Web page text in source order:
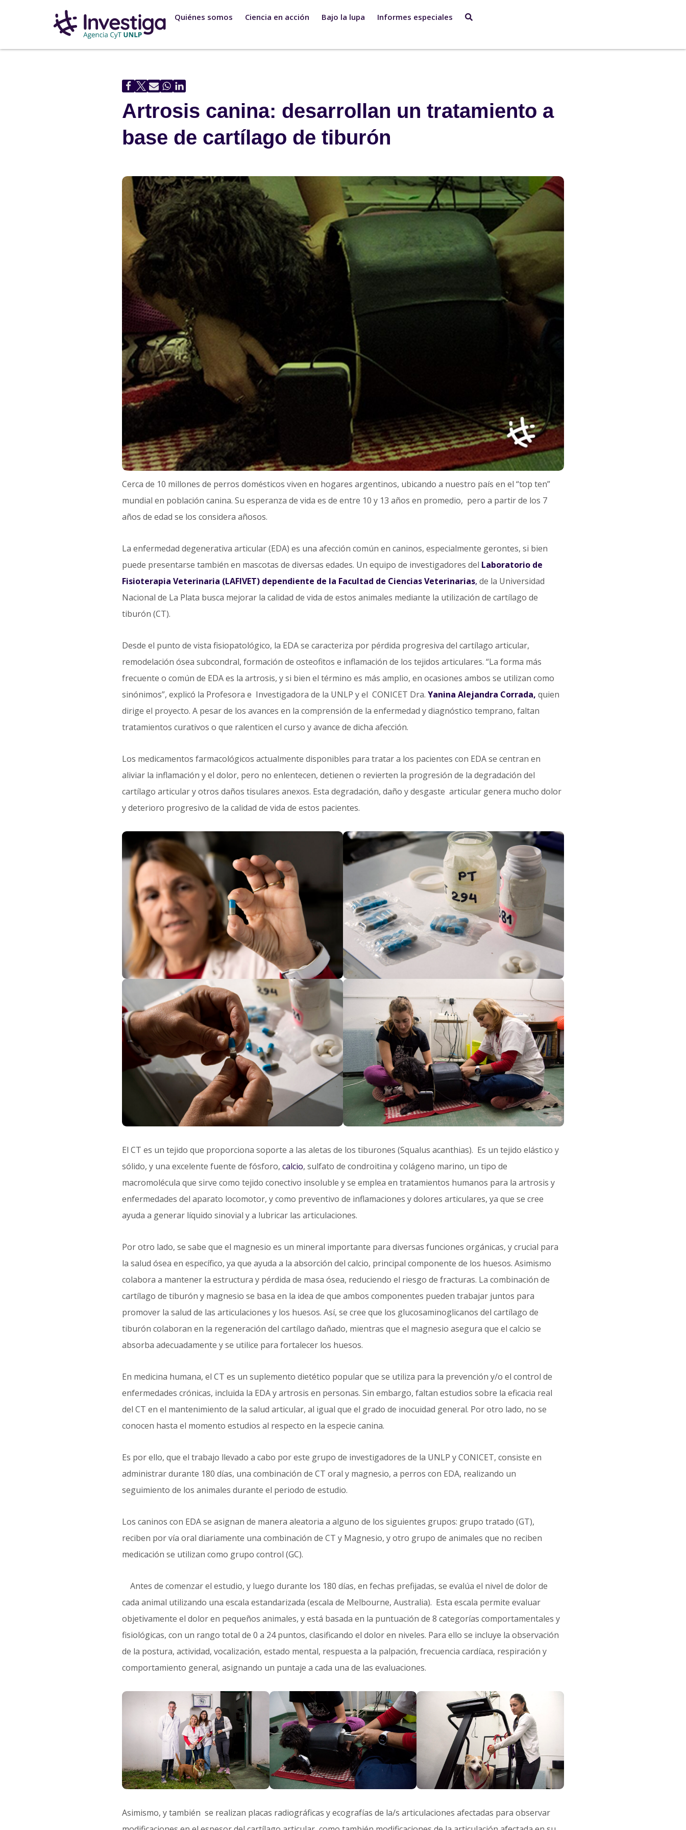
Quiénes somos Ciencia en acción Bajo la lupa Informes especiales
Artrosis canina: desarrollan un tratamiento a
base de cartílago de tiburón
Cerca de 10 millones de perros domésticos viven en hogares argentinos, ubicando a nuestro país en el “top ten”
mundial en población canina. Su esperanza de vida es de entre 10 y 13 años en promedio, pero a partir de los 7
años de edad se los considera añosos.
La enfermedad degenerativa articular (EDA) es una afección común en caninos, especialmente gerontes, si bien
puede presentarse también en mascotas de diversas edades. Un equipo de investigadores del Laboratorio de
Fisioterapia Veterinaria (LAFIVET) dependiente de la Facultad de Ciencias Veterinarias, de la Universidad
Nacional de La Plata busca mejorar la calidad de vida de estos animales mediante la utilización de cartílago de
tiburón (CT).
Desde el punto de vista fisiopatológico, la EDA se caracteriza por pérdida progresiva del cartílago articular,
remodelación ósea subcondral, formación de osteofitos e inflamación de los tejidos articulares. “La forma más
frecuente o común de EDA es la artrosis, y si bien el término es más amplio, en ocasiones ambos se utilizan como
sinónimos”, explicó la Profesora e Investigadora de la UNLP y el CONICET Dra. Yanina Alejandra Corrada, quien
dirige el proyecto. A pesar de los avances en la comprensión de la enfermedad y diagnóstico temprano, faltan
tratamientos curativos o que ralenticen el curso y avance de dicha afección.
Los medicamentos farmacológicos actualmente disponibles para tratar a los pacientes con EDA se centran en
aliviar la inflamación y el dolor, pero no enlentecen, detienen o revierten la progresión de la degradación del
cartílago articular y otros daños tisulares anexos. Esta degradación, daño y desgaste articular genera mucho dolor
y deterioro progresivo de la calidad de vida de estos pacientes.
El CT es un tejido que proporciona soporte a las aletas de los tiburones (Squalus acanthias). Es un tejido elástico y
sólido, y una excelente fuente de fósforo, calcio, sulfato de condroitina y colágeno marino, un tipo de
macromolécula que sirve como tejido conectivo insoluble y se emplea en tratamientos humanos para la artrosis y
enfermedades del aparato locomotor, y como preventivo de inflamaciones y dolores articulares, ya que se cree
ayuda a generar líquido sinovial y a lubricar las articulaciones.
Por otro lado, se sabe que el magnesio es un mineral importante para diversas funciones orgánicas, y crucial para
la salud ósea en específico, ya que ayuda a la absorción del calcio, principal componente de los huesos. Asimismo
colabora a mantener la estructura y pérdida de masa ósea, reduciendo el riesgo de fracturas. La combinación de
cartílago de tiburón y magnesio se basa en la idea de que ambos componentes pueden trabajar juntos para
promover la salud de las articulaciones y los huesos. Así, se cree que los glucosaminoglicanos del cartílago de
tiburón colaboran en la regeneración del cartílago dañado, mientras que el magnesio asegura que el calcio se
absorba adecuadamente y se utilice para fortalecer los huesos.
En medicina humana, el CT es un suplemento dietético popular que se utiliza para la prevención y/o el control de
enfermedades crónicas, incluida la EDA y artrosis en personas. Sin embargo, faltan estudios sobre la eficacia real
del CT en el mantenimiento de la salud articular, al igual que el grado de inocuidad general. Por otro lado, no se
conocen hasta el momento estudios al respecto en la especie canina.
Es por ello, que el trabajo llevado a cabo por este grupo de investigadores de la UNLP y CONICET, consiste en
administrar durante 180 días, una combinación de CT oral y magnesio, a perros con EDA, realizando un
seguimiento de los animales durante el periodo de estudio.
Los caninos con EDA se asignan de manera aleatoria a alguno de los siguientes grupos: grupo tratado (GT),
reciben por vía oral diariamente una combinación de CT y Magnesio, y otro grupo de animales que no reciben
medicación se utilizan como grupo control (GC).
Antes de comenzar el estudio, y luego durante los 180 días, en fechas prefijadas, se evalúa el nivel de dolor de
cada animal utilizando una escala estandarizada (escala de Melbourne, Australia). Esta escala permite evaluar
objetivamente el dolor en pequeños animales, y está basada en la puntuación de 8 categorías comportamentales y
fisiológicas, con un rango total de 0 a 24 puntos, clasificando el dolor en niveles. Para ello se incluye la observación
de la postura, actividad, vocalización, estado mental, respuesta a la palpación, frecuencia cardíaca, respiración y
comportamiento general, asignando un puntaje a cada una de las evaluaciones.
Asimismo, y también se realizan placas radiográficas y ecografías de la/s articulaciones afectadas para observar